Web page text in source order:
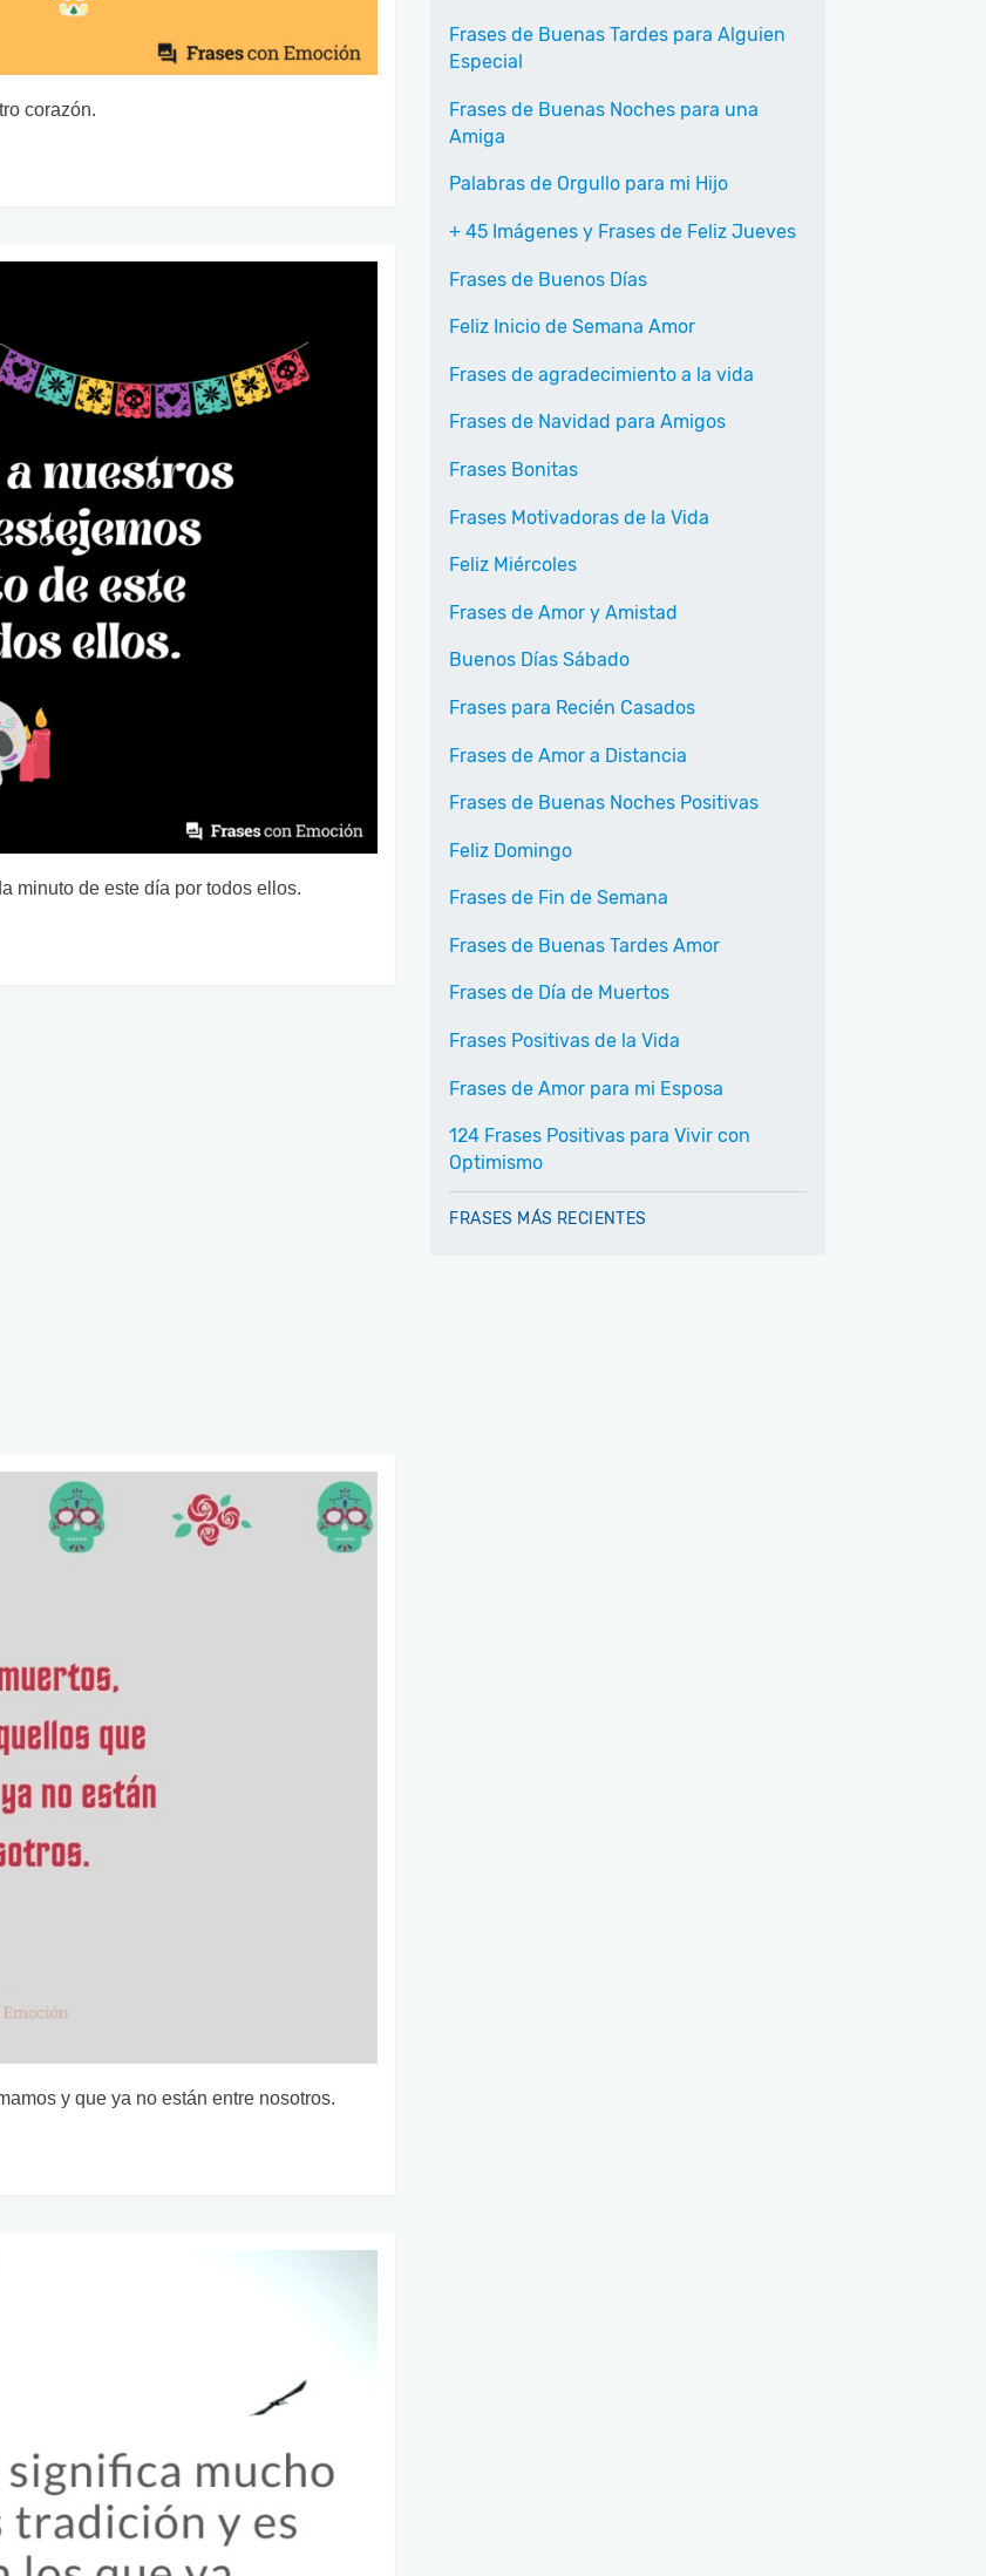
corazón.
minuto de este día por todos ellos.
y que ya no están entre nosotros.
Frases de Buenas Tardes para Alguien
Especial
Frases de Buenas Noches para una
Amiga
Palabras de Orgullo para mi Hijo
+ 45 Imágenes y Frases de Feliz Jueves
Frases de Buenos Días
Feliz Inicio de Semana Amor
Frases de agradecimiento a la vida
Frases de Navidad para Amigos
Frases Bonitas
Frases Motivadoras de la Vida
Feliz Miércoles
Frases de Amor y Amistad
Buenos Días Sábado
Frases para Recién Casados
Frases de Amor a Distancia
Frases de Buenas Noches Positivas
Feliz Domingo
Frases de Fin de Semana
Frases de Buenas Tardes Amor
Frases de Día de Muertos
Frases Positivas de la Vida
Frases de Amor para mi Esposa
124 Frases Positivas para Vivir con
Optimismo
FRASES MÁS RECIENTES